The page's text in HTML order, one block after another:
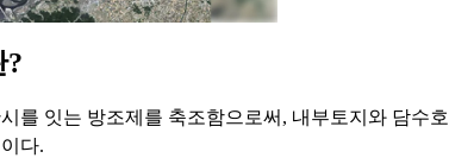
?
를 잇는 방조제를 축조함으로써, 내부토지와 담수
다.